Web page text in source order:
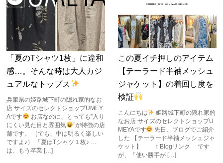
「夏のTシャツ1枚」に違和
感…。そんな時は大人カジ
ュアルなトップス
兵庫県の姫路城下町の隠れ家的なお
店 サイズのセレクトショップUMEY
Aです
お店なのに、とっても”入り
にくい見た目と雰囲気
”が特徴の店
舗です。 （でも、中は明るく楽しい
ですよ♪） 「夏はTシャツ１枚♪ …
は、もう卒業 […]
この夏イチ押しのアイテム
【テーラード半袖メッシュ
ジャケット】の着回し度を
検証
こんにちは
姫路城下町の隠れ家的
なお店 サイズのセレクトショップU
MEYAです
先日、ブログでご紹介
した 【テーラード半袖メッシュジャ
ケット】 ↑ Blogリンク です
が、「使い勝手が […]